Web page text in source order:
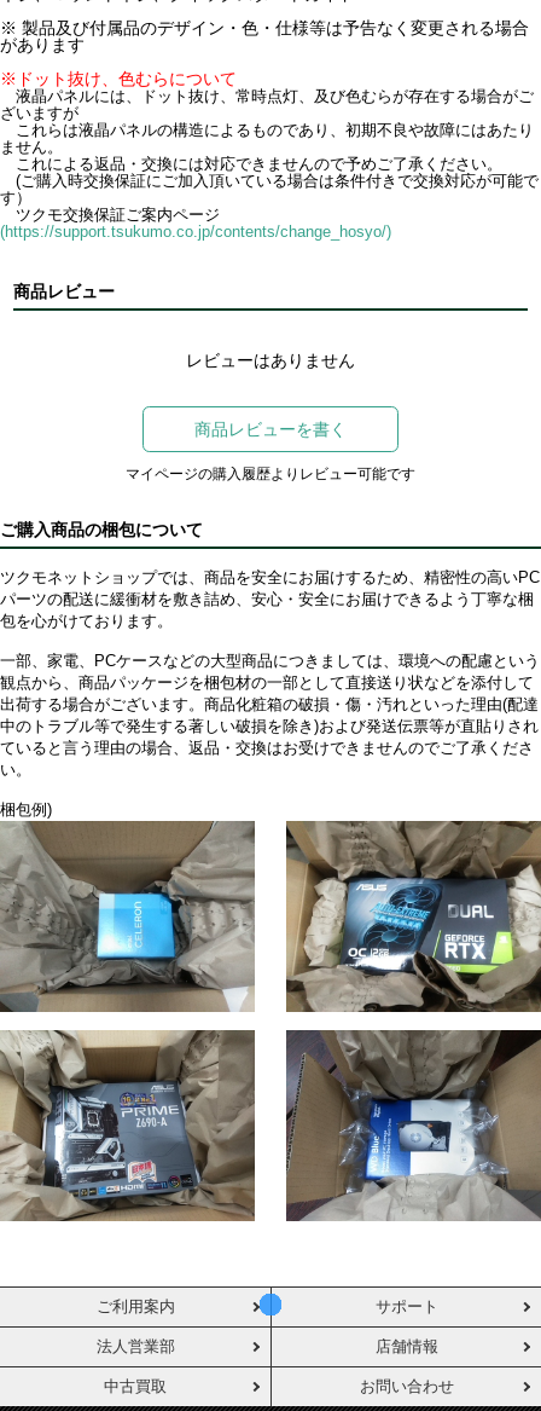
※ 製品及び付属品のデザイン・色・仕様等は予告なく変更される場合
があります
※ドット抜け、色むらについて
液晶パネルには、ドット抜け、常時点灯、及び色むらが存在する場合がご
ざいますが
これらは液晶パネルの構造によるものであり、初期不良や故障にはあたり
ません。
これによる返品・交換には対応できませんので予めご了承ください。
(ご購入時交換保証にご加入頂いている場合は条件付きで交換対応が可能で
す）
ツクモ交換保証ご案内ページ
(https://support.tsukumo.co.jp/contents/change_hosyo/)
商品レビュー
レビューはありません
商品レビューを書く
マイページの購入履歴よりレビュー可能です
ご購入商品の梱包について
ツクモネットショップでは、商品を安全にお届けするため、精密性の高いPC
パーツの配送に緩衝材を敷き詰め、安心・安全にお届けできるよう丁寧な梱
包を心がけております。
一部、家電、PCケースなどの大型商品につきましては、環境への配慮という
観点から、商品パッケージを梱包材の一部として直接送り状などを添付して
出荷する場合がございます。商品化粧箱の破損・傷・汚れといった理由(配達
中のトラブル等で発生する著しい破損を除き)および発送伝票等が直貼りされ
ていると言う理由の場合、返品・交換はお受けできませんのでご了承くださ
い。
梱包例)
ご利用案内 サポート
法人営業部 店舗情報
中古買取 お問い合わせ